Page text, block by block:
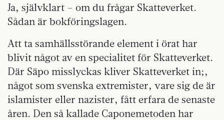
Ja, självklart – om du frågar Skatteverket.
Sådan är bokföringslagen.
Att ta samhällsstörande element i örat har
blivit något av en specialitet för Skatteverket.
Där Säpo misslyckas kliver Skatteverket in;,
något som svenska extremister, vare sig de är
islamister eller nazister, fått erfara de senaste
åren. Den så kallade Caponemetoden har